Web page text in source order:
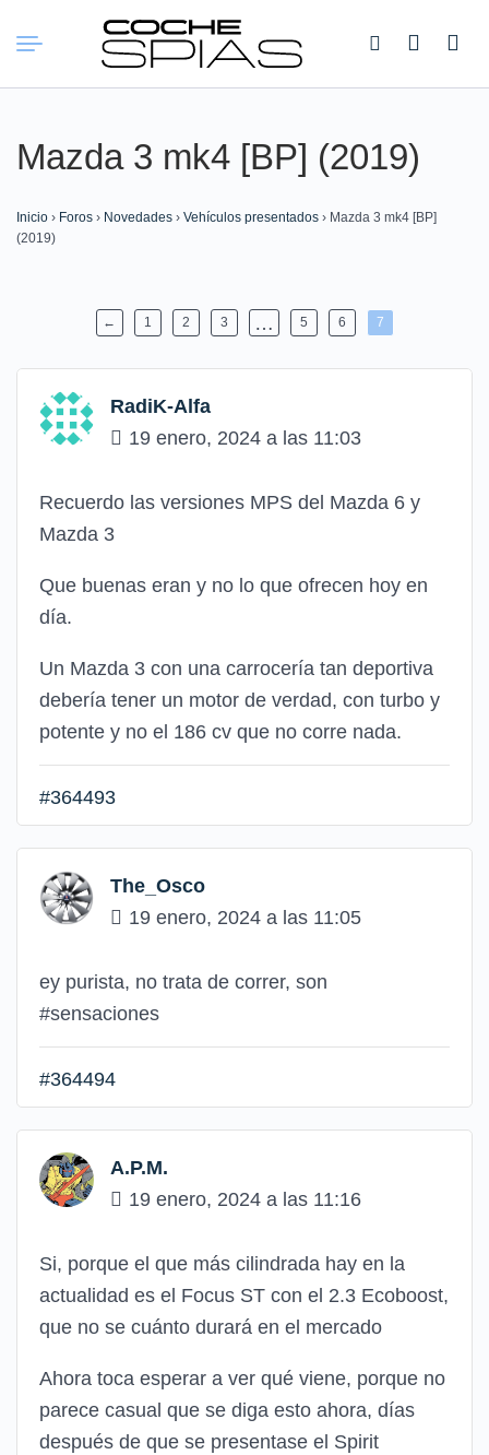
Buscar:
Mazda 3 mk4 [BP] (2019)
Inicio › Foros › Novedades › Vehículos presentados › Mazda 3 mk4 [BP]
(2019)
← 1 2 3 … 5 6 7
RadiK-Alfa
19 enero, 2024 a las 11:03
Recuerdo las versiones MPS del Mazda 6 y
Mazda 3
Que buenas eran y no lo que ofrecen hoy en
día.
Un Mazda 3 con una carrocería tan deportiva
debería tener un motor de verdad, con turbo y
potente y no el 186 cv que no corre nada.
#364493
The_Osco
19 enero, 2024 a las 11:05
ey purista, no trata de correr, son
#sensaciones
#364494
A.P.M.
19 enero, 2024 a las 11:16
Si, porque el que más cilindrada hay en la
actualidad es el Focus ST con el 2.3 Ecoboost,
que no se cuánto durará en el mercado
Ahora toca esperar a ver qué viene, porque no
parece casual que se diga esto ahora, días
después de que se presentase el Spirit